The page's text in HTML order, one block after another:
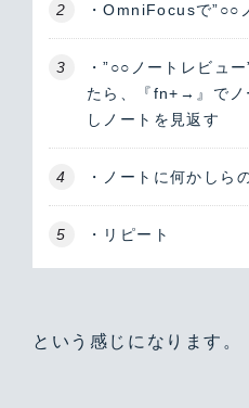
・OmniFocusで”○○
・”○○ノートレビュ
たら、『fn+→』でノ
しノートを見返す
・ノートに何かしら
・リピート
という感じになります。